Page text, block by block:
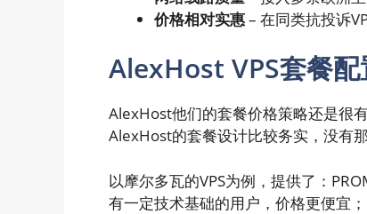
价格相对实惠– 在同类抗投诉
AlexHost VPS套餐
AlexHost他们的套餐价格策略还是很
AlexHost的套餐设计比较务实，没有
以摩尔多瓦的VPS为例，提供了：
有一定技术基础的用户，价格更便宜